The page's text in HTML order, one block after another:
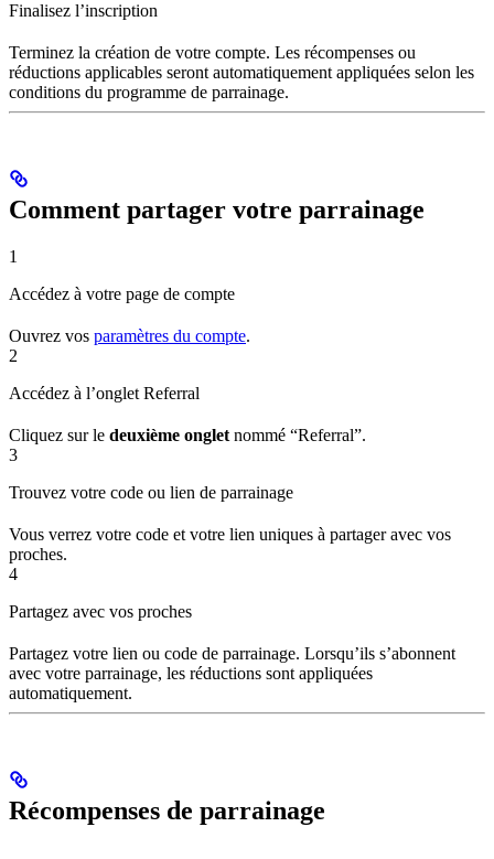
Finalisez l’inscription
Terminez la création de votre compte. Les récompenses ou
réductions applicables seront automatiquement appliquées selon les
conditions du programme de parrainage.
Comment partager votre parrainage
1
Accédez à votre page de compte
Ouvrez vos paramètres du compte.
2
Accédez à l’onglet Referral
Cliquez sur le deuxième onglet nommé “Referral”.
3
Trouvez votre code ou lien de parrainage
Vous verrez votre code et votre lien uniques à partager avec vos
proches.
4
Partagez avec vos proches
Partagez votre lien ou code de parrainage. Lorsqu’ils s’abonnent
avec votre parrainage, les réductions sont appliquées
automatiquement.
Récompenses de parrainage